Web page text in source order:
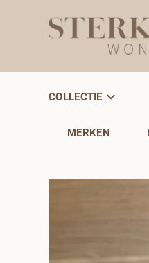
COLLECTIE
MERKEN